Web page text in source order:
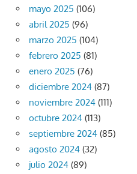
mayo 2025 (106)
abril 2025 (96)
marzo 2025 (104)
febrero 2025 (81)
enero 2025 (76)
diciembre 2024 (87)
noviembre 2024 (111)
octubre 2024 (113)
septiembre 2024 (85)
agosto 2024 (32)
julio 2024 (89)